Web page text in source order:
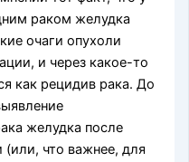
раком желудка
очаги опухоли
и через какое-то
как рецидив рака. До
желудка после
что важнее, для